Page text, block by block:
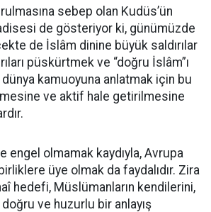
sebep olan Kudüs’ün
de gösteriyor ki, günümüzde
de İslâm dinine büyük saldırılar
püskürtmek ve “doğru İslâm”ı
kamuoyuna anlatmak için bu
ve aktif hale getirilmesine
engel olmamak kaydıyla, Avrupa
üye olmak da faydalıdır. Zira
hedefi, Müslümanların kendilerini,
doğru ve huzurlu bir anlayış